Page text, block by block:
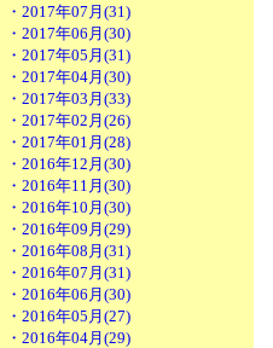
・2017年07月(31)
・2017年06月(30)
・2017年05月(31)
・2017年04月(30)
・2017年03月(33)
・2017年02月(26)
・2017年01月(28)
・2016年12月(30)
・2016年11月(30)
・2016年10月(30)
・2016年09月(29)
・2016年08月(31)
・2016年07月(31)
・2016年06月(30)
・2016年05月(27)
・2016年04月(29)